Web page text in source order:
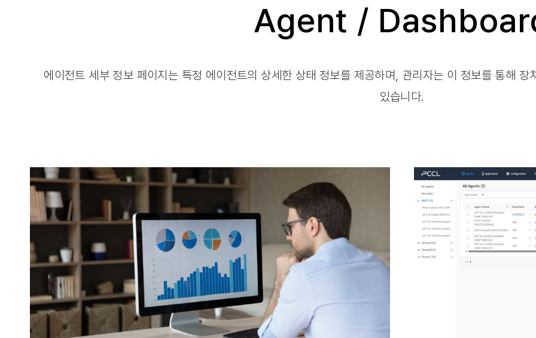
Agent /
에이전트 세부 정보 페이지는 특정 에이전트의 상세한 상태 정보를 제공하며, 관리자는 이 정보를 통해
있습니다.